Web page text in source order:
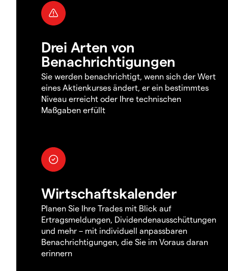
Drei Arten von
Benachrichtigungen
Sie werden benachrichtigt, wenn sich der Wert
eines Aktienkurses ändert, er ein bestimmtes
Niveau erreicht oder Ihre technischen
Maßgaben erfüllt
Wirtschaftskalender
Planen Sie Ihre Trades mit Blick auf
Ertragsmeldungen, Dividendenausschüttungen
und mehr – mit individuell anpassbaren
Benachrichtigungen, die Sie im Voraus daran
erinnern